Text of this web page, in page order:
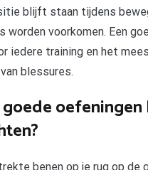
blijft staan tijdens
worden voorkomen. Een
iedere training en het
blessures.
oefeningen
benen op je rug op de